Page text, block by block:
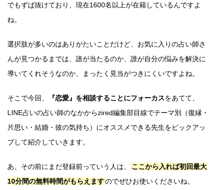
でもずば抜けており、現在1600名以上が在籍しているんですよ
ね。
選択肢が多いのはありがたいことだけど、お気に入りの占い師さ
んが見つかるまでは、誰が当たるのか、誰が自分の悩みを解決に
導いてくれそうなのか、まったく見当がつきにくいですよね。
そこで今回、 『恋愛』を相談することにフォーカスをあてて、
LINE占いの占い師のなかからzired編集部目線でテーマ別（復縁・
片思い・結婚・彼の気持ち）にオススメできる先生をピックアッ
プして紹介していきます。
あ、その前にまだ登録前っていう人は、
ここから入れば初回最大
10分間の無料時間がもらえますのでぜひお使いくださいね。